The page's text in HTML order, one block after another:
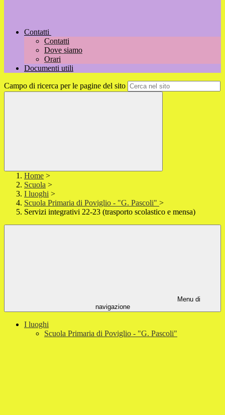
Contatti
Contatti
Dove siamo
Orari
Documenti utili
Campo di ricerca per le pagine del sito
Home >
Scuola >
I luoghi >
Scuola Primaria di Poviglio - "G. Pascoli" >
Servizi integrativi 22-23 (trasporto scolastico e mensa)
Menu di
navigazione
I luoghi
Scuola Primaria di Poviglio - "G. Pascoli"